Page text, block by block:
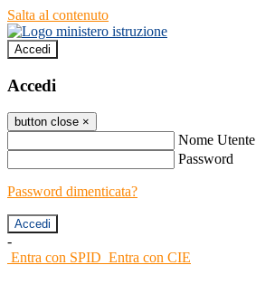
Salta al contenuto
Accedi
Accedi
button close ×
Nome Utente
Password
Password dimenticata?
-
Entra con SPID Entra con CIE